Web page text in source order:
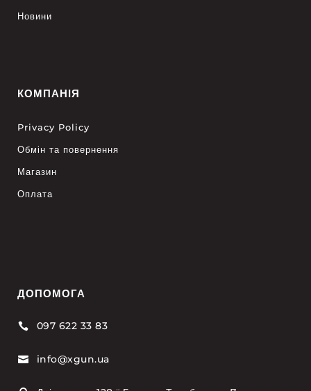
Новини
КОМПАНІЯ
Privacy Policy
Обмін та повернення
Магазин
Оплата
ДОПОМОГА
 097 622 33 83
 info@xgun.ua